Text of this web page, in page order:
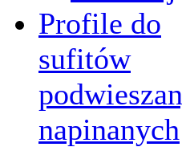
Profile do
sufitów
napinanych